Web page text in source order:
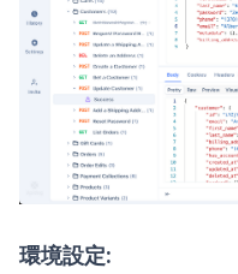
環境設定: